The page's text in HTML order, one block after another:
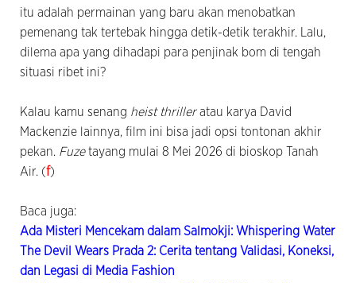
itu adalah permainan yang baru akan menobatkan
pemenang tak tertebak hingga detik-detik terakhir. Lalu,
dilema apa yang dihadapi para penjinak bom di tengah
situasi ribet ini?
Kalau kamu senang heist thrilleratau karya David
Mackenzie lainnya, film ini bisa jadi opsi tontonan akhir
pekan. Fuzetayang mulai 8 Mei 2026 di bioskop Tanah
Air. (f)
Baca juga:
Ada Misteri Mencekam dalam Salmokji: Whispering Water
The Devil Wears Prada 2: Cerita tentang Validasi, Koneksi,
dan Legasi di Media Fashion